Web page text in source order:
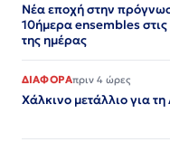
Νέα εποχή στην
10ήμερα ensembles στις
της ημέρας
ΔΙΑΦΟΡΑπριν 4 ώρες
Χάλκινο μετάλλιο για